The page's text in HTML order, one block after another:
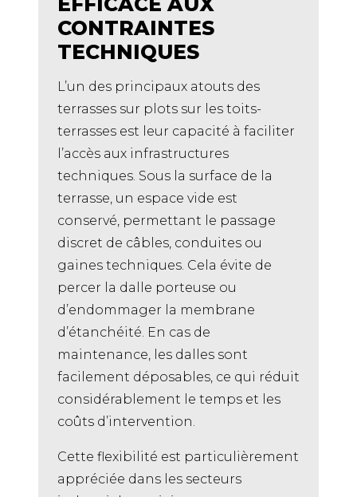
CONTRAINTES
TECHNIQUES
L’un des principaux atouts des
terrasses sur plots sur les toits-
terrasses est leur capacité à faciliter
l’accès aux infrastructures
techniques. Sous la surface de la
terrasse, un espace vide est
conservé, permettant le passage
discret de câbles, conduites ou
gaines techniques. Cela évite de
percer la dalle porteuse ou
d’endommager la membrane
d’étanchéité. En cas de
maintenance, les dalles sont
facilement déposables, ce qui réduit
considérablement le temps et les
coûts d’intervention.
Cette flexibilité est particulièrement
appréciée dans les secteurs